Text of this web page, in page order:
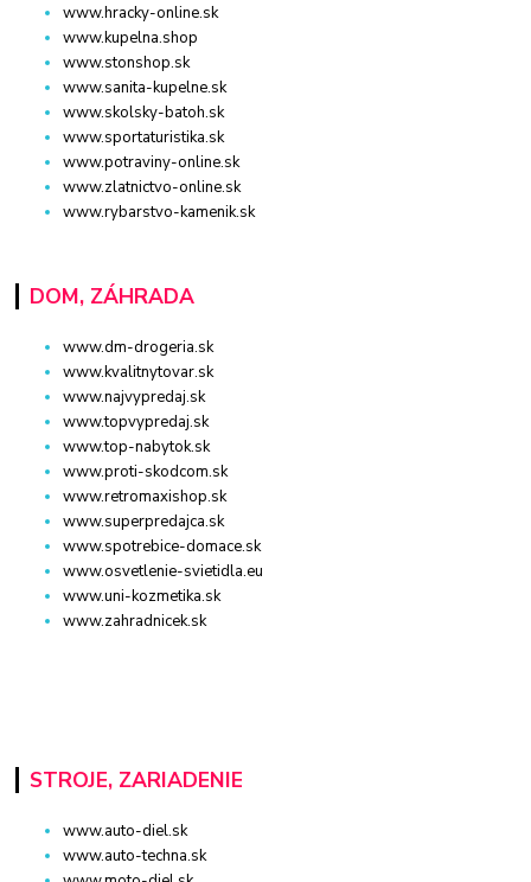
www.hracky-online.sk
www.kupelna.shop
www.stonshop.sk
www.sanita-kupelne.sk
www.skolsky-batoh.sk
www.sportaturistika.sk
www.potraviny-online.sk
www.zlatnictvo-online.sk
www.rybarstvo-kamenik.sk
DOM, ZÁHRADA
www.dm-drogeria.sk
www.kvalitnytovar.sk
www.najvypredaj.sk
www.topvypredaj.sk
www.top-nabytok.sk
www.proti-skodcom.sk
www.retromaxishop.sk
www.superpredajca.sk
www.spotrebice-domace.sk
www.osvetlenie-svietidla.eu
www.uni-kozmetika.sk
www.zahradnicek.sk
STROJE, ZARIADENIE
www.auto-diel.sk
www.auto-techna.sk